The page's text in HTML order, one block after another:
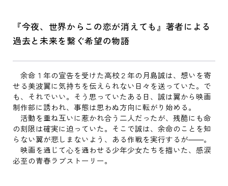
『今夜、世界からこの恋が消えても』著者による
過去と未来を繋ぐ希望の物語
余命１年の宣告を受けた高校２年の月島誠は、想いを寄
せる美波翼に気持ちを伝えられない日々を送っていた。で
も、それでいい。そう思っていたある日、誠は翼から映画
制作部に誘われ、事態は思わぬ方向に転がり始める。
活動を重ね互いに惹かれ合う二人だったが、残酷にも命
の刻限は確実に迫っていた。そこで誠は、余命のことを知
らない翼が悲しまないよう、ある作戦を実行するが――。
映画を通じて心を通わせる少年少女たちを描いた、感涙
必至の青春ラブストーリー。